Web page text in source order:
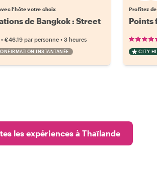
l'hôte votre choix
de Bangkok : Street
• €46.19 par personne • 3 heures
INSTANTANÉE
Profitez
Points
CITY
les expériences à Thaïlande